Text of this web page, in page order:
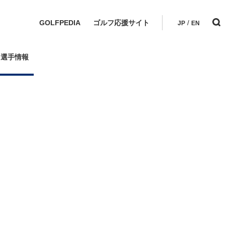
GOLFPEDIA ゴルフ応援サイト JP / EN
選手情報